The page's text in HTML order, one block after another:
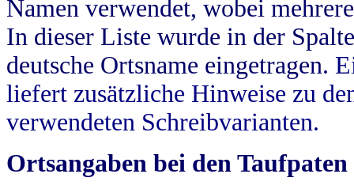
Namen verwendet, wobei
In dieser Liste wurde in der
deutsche Ortsname eingetragen.
liefert zusätzliche Hinweise zu
verwendeten Schreibvarianten.
Ortsangaben bei den Taufpaten